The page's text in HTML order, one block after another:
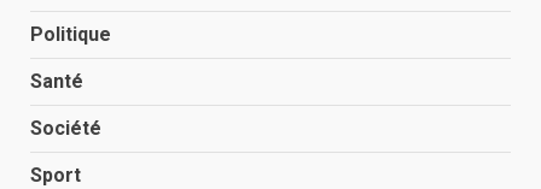
Politique
Santé
Société
Sport